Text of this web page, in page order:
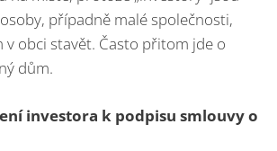
případně malé společnosti,
v obci stavět. Často přitom jde o
dům.
investora k podpisu smlouvy o